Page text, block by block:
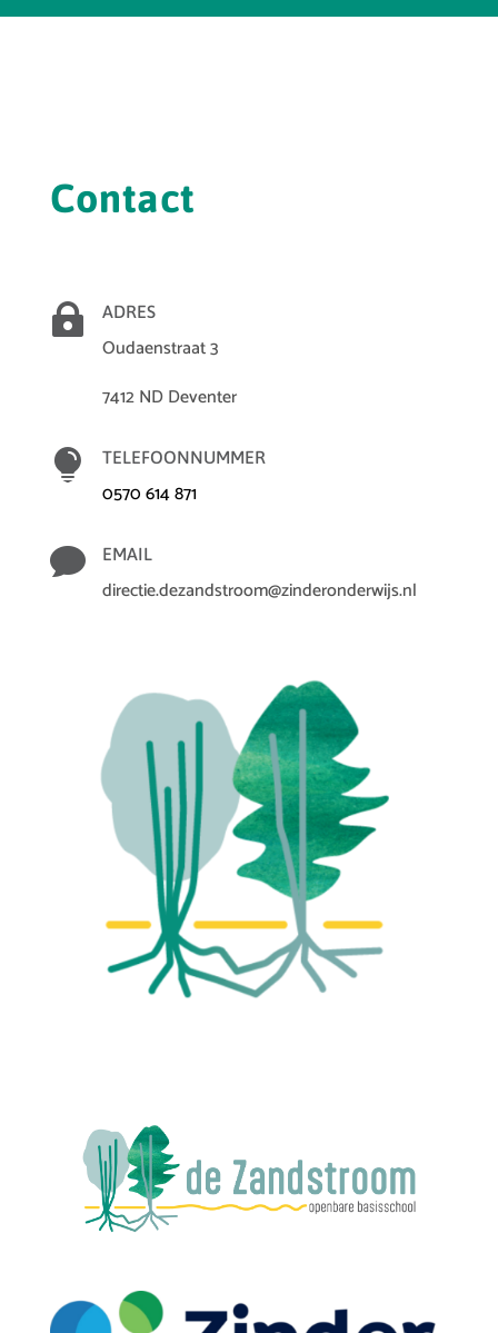
Contact
 ADRES
Oudaenstraat 3
7412 ND Deventer
 TELEFOONNUMMER
0570 614 871
 EMAIL
directie.dezandstroom@zinderonderwijs.nl